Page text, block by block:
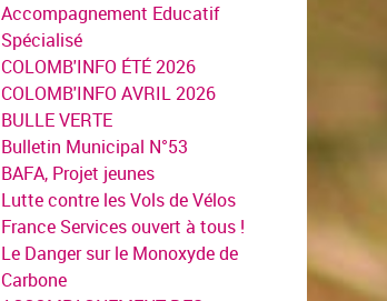
Accompagnement Educatif
Spécialisé
COLOMB'INFO ÉTÉ 2026
COLOMB'INFO AVRIL 2026
BULLE VERTE
Bulletin Municipal N°53
BAFA, Projet jeunes
Lutte contre les Vols de Vélos
France Services ouvert à tous !
Le Danger sur le Monoxyde de
Carbone